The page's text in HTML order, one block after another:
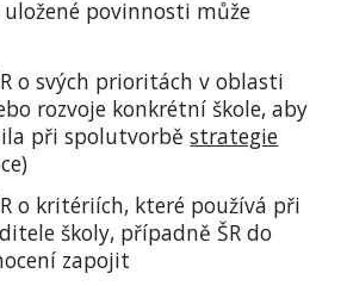
povinnosti může
o svých prioritách v oblasti
rozvoje konkrétní škole, aby
při spolutvorběstrategie
o kritériích, které používá při
školy, případně ŠR do
zapojit